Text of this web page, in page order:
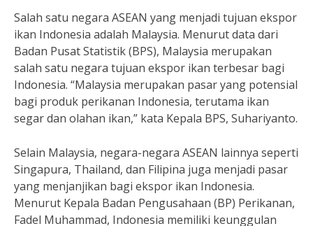
Salah satu negara ASEAN yang menjadi tujuan ekspor
ikan Indonesia adalah Malaysia. Menurut data dari
Badan Pusat Statistik (BPS), Malaysia merupakan
salah satu negara tujuan ekspor ikan terbesar bagi
Indonesia. “Malaysia merupakan pasar yang potensial
bagi produk perikanan Indonesia, terutama ikan
segar dan olahan ikan,” kata Kepala BPS, Suhariyanto.
Selain Malaysia, negara-negara ASEAN lainnya seperti
Singapura, Thailand, dan Filipina juga menjadi pasar
yang menjanjikan bagi ekspor ikan Indonesia.
Menurut Kepala Badan Pengusahaan (BP) Perikanan,
Fadel Muhammad, Indonesia memiliki keunggulan